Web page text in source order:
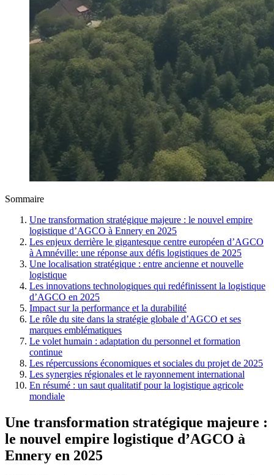
Sommaire
Une transformation stratégique majeure : le nouvel empire
logistique d’AGCO à Ennery en 2025
Les enjeux derrière le gigantesque centre européen d’AGCO
à Amnéville: une réponse aux défis logistiques de 2025
Une localisation stratégique : entre ancienne et nouvelle
logistique
Les innovations technologiques qui redéfinissent la logistique
d’AGCO en 2025
Impact sur la performance et la durabilité
Le rôle du site dans la stratégie globale d’AGCO et ses
marques emblématiques
Le volet humain : adaptation du personnel et formation
continue
Les répercussions économiques et sociales du projet de 2025
Les synergies régionales et le rayonnement international
En résumé : un saut qualitatif pour la logistique agricole
mondiale
Une transformation stratégique majeure :
le nouvel empire logistique d’AGCO à
Ennery en 2025